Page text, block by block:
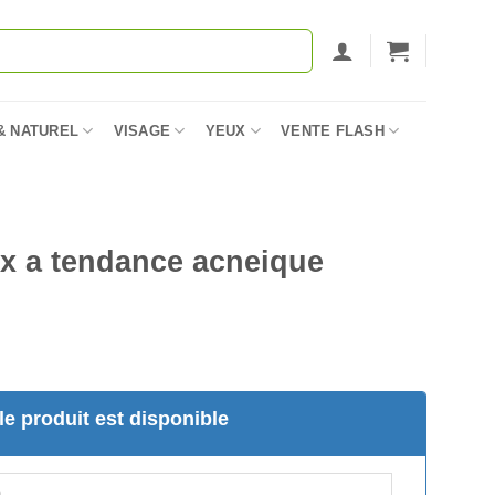
NATUREL VISAGE YEUX VENTE FLASH
a tendance acneique
produit est disponible